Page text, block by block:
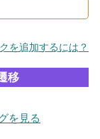
を追加するには？
移
を見る